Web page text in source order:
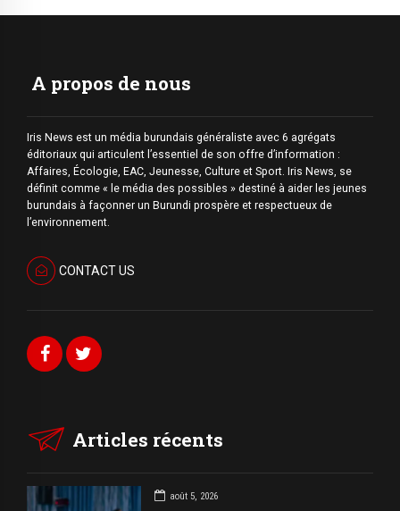
A propos de nous
Iris News est un média burundais généraliste avec 6 agrégats
éditoriaux qui articulent l’essentiel de son offre d’information :
Affaires, Écologie, EAC, Jeunesse, Culture et Sport. Iris News, se
définit comme « le média des possibles » destiné à aider les jeunes
burundais à façonner un Burundi prospère et respectueux de
l’environnement.
CONTACT US
Articles récents
août 5, 2026